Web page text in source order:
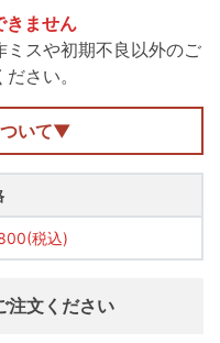
きません
ミスや初期不良以外のご
さい。
ついて▼
税込)
注文ください